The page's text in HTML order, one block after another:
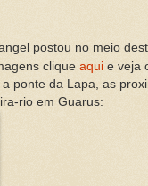
postou no meio
clique aqui e veja
ponte da Lapa, as
rio em Guarus: